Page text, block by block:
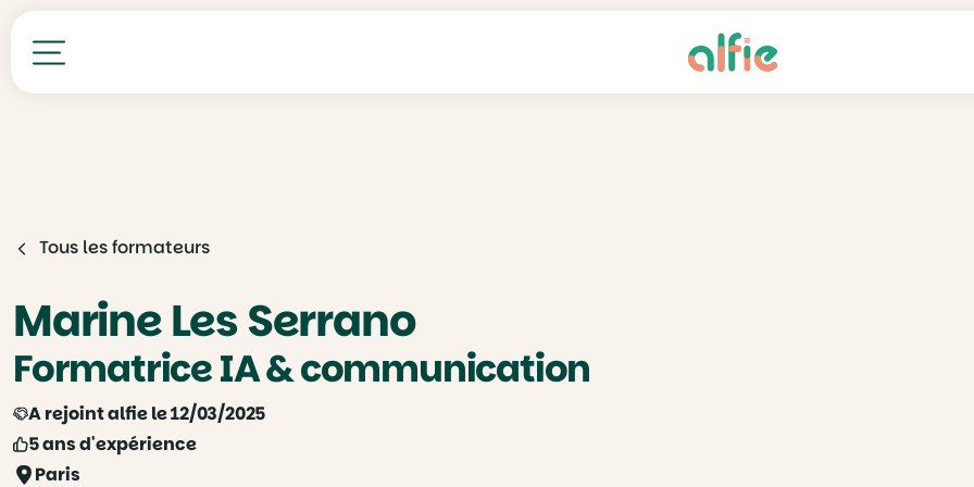
Tous les formateurs
Marine Les Serrano
Formatrice IA & communication
A rejoint alfie le 12/03/2025
5 ans d'expérience
Paris